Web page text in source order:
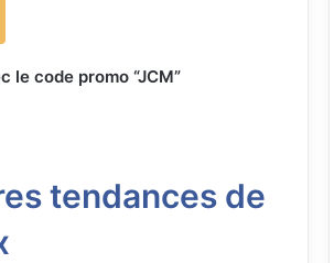
code promo “JCM”
tendances de